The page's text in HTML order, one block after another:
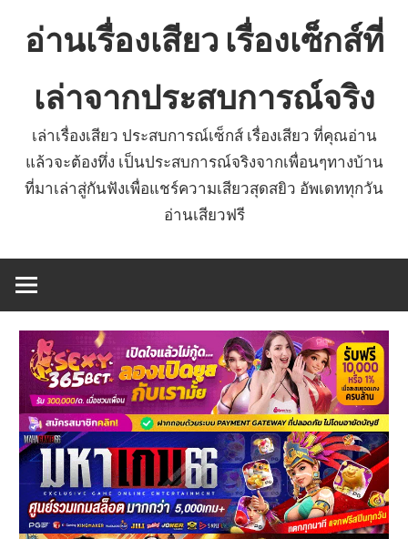
อ่านเรื่องเสียว เรื่องเซ็กส์ที่
เล่าจากประสบการณ์จริง
เล่าเรื่องเสียว ประสบการณ์เซ็กส์ เรื่องเสียว ที่คุณอ่าน
แล้วจะต้องทึ่ง เป็นประสบการณ์จริงจากเพื่อนๆทางบ้าน
ที่มาเล่าสู่กันฟังเพื่อแชร์ความเสียวสุดสยิว อัพเดททุกวัน
อ่านเสียวฟรี